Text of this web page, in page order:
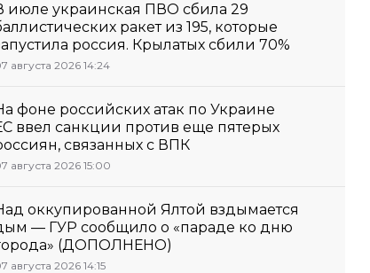
июле украинская ПВО сбила 29
ракет из 195, которые
россия. Крылатых сбили 70%
августа 2026 14:24
фоне российских атак по Украине
ввел санкции против еще пятерых
связанных с ВПК
августа 2026 15:00
оккупированной Ялтой вздымается
— ГУР сообщило о «параде ко дню
(ДОПОЛНЕНО)
августа 2026 14:15